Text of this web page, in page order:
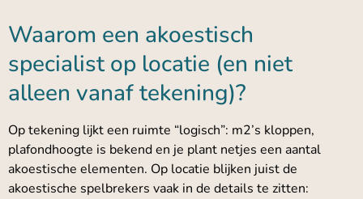
Waarom een akoestisch
specialist op locatie (en niet
alleen vanaf tekening)?
Op tekening lijkt een ruimte “logisch”: m2’s kloppen,
plafondhoogte is bekend en je plant netjes een aantal
akoestische elementen. Op locatie blijken juist de
akoestische spelbrekers vaak in de details te zitten: